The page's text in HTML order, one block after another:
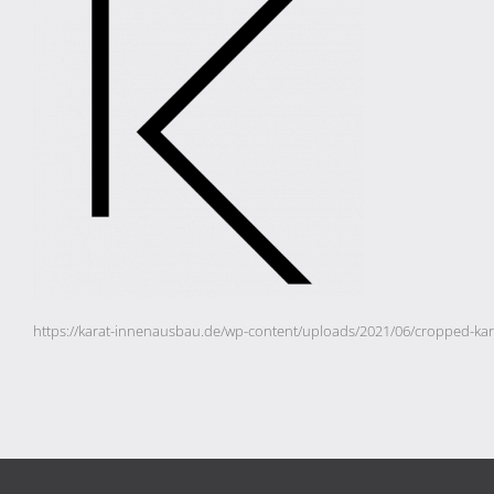
https://karat-innenausbau.de/wp-content/uploads/2021/06/cropped-